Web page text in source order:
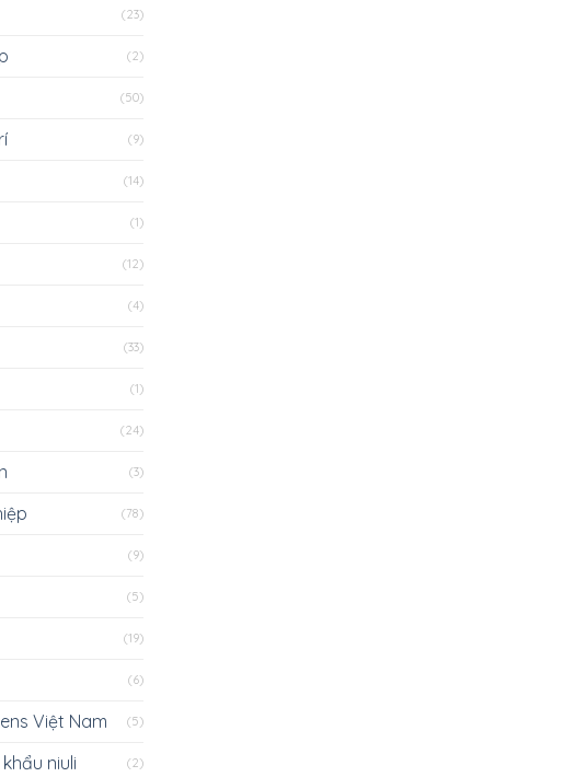
(23)
(2)
(50)
(9)
(14)
(1)
(12)
(4)
(33)
(1)
(24)
(3)
(78)
(9)
(5)
(19)
(6)
Việt Nam (5)
niuli (2)